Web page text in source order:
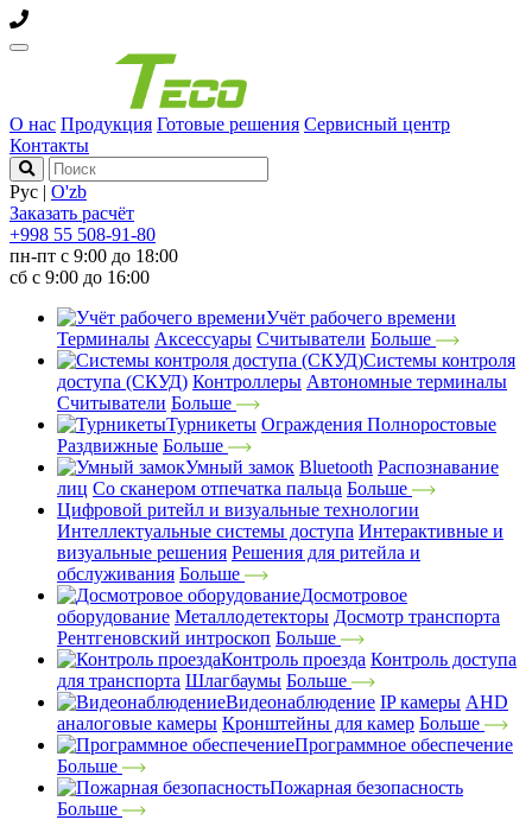
О нас Продукция Готовые решения Сервисный центр
Контакты
Рус | O'zb
Заказать расчёт
+998 55 508-91-80
пн-пт с 9:00 до 18:00
сб с 9:00 до 16:00
Учёт рабочего времени
Терминалы Аксессуары Считыватели Больше
Системы контроля
доступа (СКУД) Контроллеры Автономные терминалы
Считыватели Больше
Турникеты Ограждения Полноростовые
Раздвижные Больше
Умный замок Bluetooth Распознавание
лиц Со сканером отпечатка пальца Больше
Цифровой ритейл и визуальные технологии
Интеллектуальные системы доступа Интерактивные и
визуальные решения Решения для ритейла и
обслуживания Больше
Досмотровое
оборудование Металлодетекторы Досмотр транспорта
Рентгеновский интроскоп Больше
Контроль проезда Контроль доступа
для транспорта Шлагбаумы Больше
Видеонаблюдение IP камеры AHD
аналоговые камеры Кронштейны для камер Больше
Программное обеспечение
Больше
Пожарная безопасность
Больше